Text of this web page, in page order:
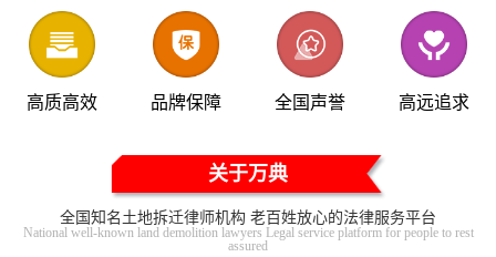
高质高效 品牌保障 全国声誉 高远追求
关于万典
全国知名土地拆迁律师机构 老百姓放心的法律服务平台
National well-known land demolition lawyers Legal service platform for people to rest
assured